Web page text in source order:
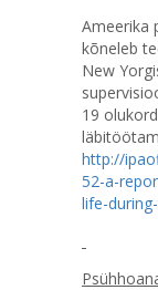
Ameerika
kõneleb
New
19
http://
52-a-
life-